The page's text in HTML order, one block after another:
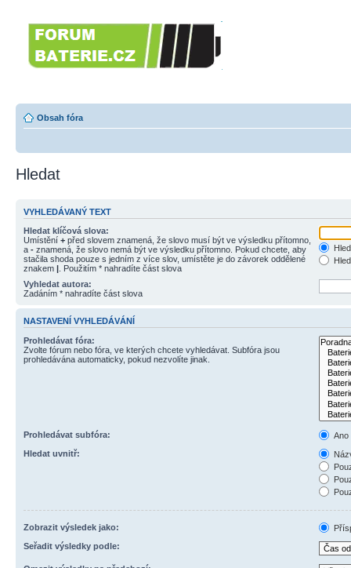
Obsah fóra
Hledat
VYHLEDÁVANÝ TEXT
Hledat klíčová slova:
Umístění + před slovem znamená, že slovo musí být ve výsledku přítomno,
a - znamená, že slovo nemá být ve výsledku přítomno. Pokud chcete, aby
stačila shoda pouze s jedním z více slov, umístěte je do závorek oddělené
znakem | . Použitím * nahradíte část slova
Vyhledat autora:
Zadáním * nahradíte část slova
NASTAVENÍ VYHLEDÁVÁNÍ
Prohledávat fóra:
Zvolte fórum nebo fóra, ve kterých chcete vyhledávat. Subfóra jsou
prohledávána automaticky, pokud nezvolíte jinak.
Prohledávat subfóra:
Ano
Hledat uvnitř:
Zobrazit výsledek jako:
Seřadit výsledky podle: